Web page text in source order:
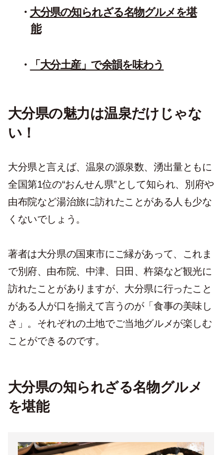
大分県の知られざる名物グルメを堪
能
「大分土産」で余韻を味わう
大分県の魅力は温泉だけじゃな
い！
大分県と言えば、温泉の源泉数、湧出量ともに
全国第1位の“おんせん県”として知られ、別府や
由布院など湯治旅に訪れたことがある人も少な
くないでしょう。
著者は大分県の国東市にご縁があって、これま
で別府、由布院、中津、日田、杵築など観光に
訪れたことがありますが、大分県に行ったこと
がある人が口を揃えて言うのが「食事の美味し
さ」。それぞれの土地でご当地グルメが楽しむ
ことができるのです。
大分県の知られざる名物グルメ
を堪能